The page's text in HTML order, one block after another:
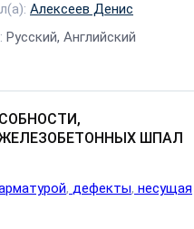
Алексеев Денис
Русский, Английский
ШПАЛ
дефекты несущая